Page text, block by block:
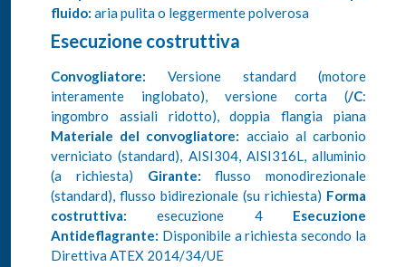
fluido: aria pulita o leggermente polverosa
Esecuzione costruttiva
Convogliatore: Versione standard (motore
interamente inglobato), versione corta (/C:
ingombro assiali ridotto), doppia flangia piana
Materiale del convogliatore: acciaio al carbonio
verniciato (standard), AISI304, AISI316L, alluminio
(a richiesta) Girante: flusso monodirezionale
(standard), flusso bidirezionale (su richiesta) Forma
costruttiva:esecuzione 4 Esecuzione
Antideflagrante: Disponibile a richiesta secondo la
Direttiva ATEX 2014/34/UE